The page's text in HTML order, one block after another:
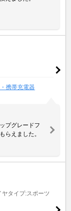
携帯充電器
プグレードフ
らえました。
ヤタイプ:スポーツ